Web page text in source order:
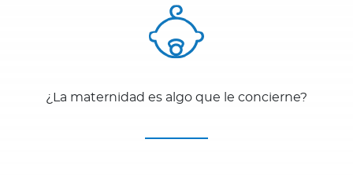
¿La maternidad es algo que le concierne?